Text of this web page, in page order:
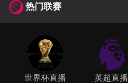
热门联赛
世界杯直播 英超直播